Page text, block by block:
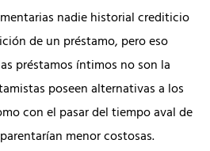
nadie historial crediticio
de un préstamo, pero eso
préstamos íntimos no son la
poseen alternativas a los
con el pasar del tiempo aval de
menor costosas.